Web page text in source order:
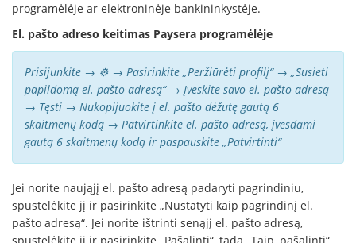
programėlėje ar elektroninėje bankininkystėje.
El. pašto adreso keitimas Paysera programėlėje
Prisijunkite → ⚙️ → Pasirinkite „Peržiūrėti profilį“ → „Susieti
papildomą el. pašto adresą“ → Įveskite savo el. pašto adresą
→ Tęsti → Nukopijuokite į el. pašto dėžutę gautą 6
skaitmenų kodą → Patvirtinkite el. pašto adresą, įvesdami
gautą 6 skaitmenų kodą ir paspauskite „Patvirtinti“
Jei norite naująjį el. pašto adresą padaryti pagrindiniu,
spustelėkite jį ir pasirinkite „Nustatyti kaip pagrindinį el.
pašto adresą“. Jei norite ištrinti senąjį el. pašto adresą,